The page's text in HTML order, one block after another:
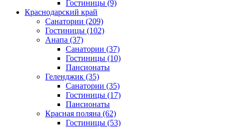
Гостиницы (9)
Краснодарский край
Санатории (209)
Гостиницы (102)
Анапа (37)
Санатории (37)
Гостиницы (10)
Пансионаты
Геленджик (35)
Санатории (35)
Гостиницы (17)
Пансионаты
Красная поляна (62)
Гостиницы (53)